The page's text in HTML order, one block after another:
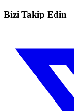
Bizi Takip Edin